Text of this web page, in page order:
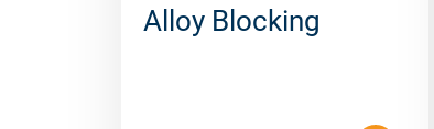
Alloy Blocking